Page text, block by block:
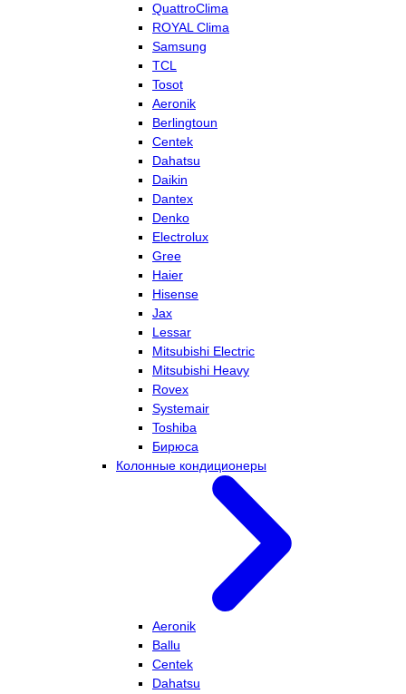
QuattroClima
ROYAL Clima
Samsung
TCL
Tosot
Aeronik
Berlingtoun
Centek
Dahatsu
Daikin
Dantex
Denko
Electrolux
Gree
Haier
Hisense
Jax
Lessar
Mitsubishi Electric
Mitsubishi Heavy
Rovex
Systemair
Toshiba
Бирюса
Колонные кондиционеры
Aeronik
Ballu
Centek
Dahatsu